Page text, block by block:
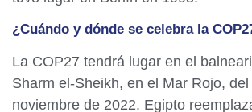
¿Cuándo y dónde se celebra la
La COP27 tendrá lugar en el
Sharm el-Sheikh, en el Mar Rojo,
noviembre de 2022. Egipto